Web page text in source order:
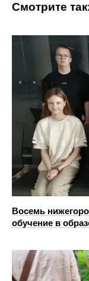
Смотрите
Восемь
обучение в